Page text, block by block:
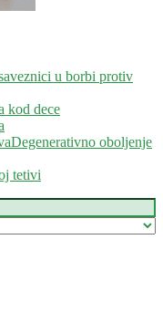
u borbi protiv
kod dece
Degenerativno oboljenje
tetivi